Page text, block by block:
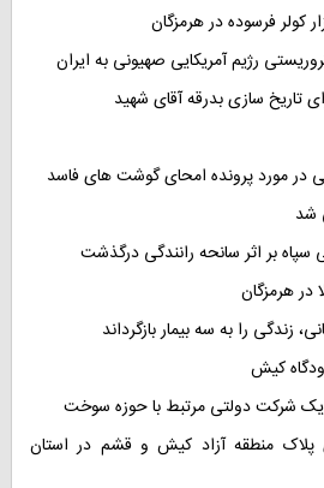
رژیم آمریکایی صهیونی به ایران
تاریخ سازی بدرقه آقای شهید
در مورد پرونده امحای گوشت های فاسد
شد
بر اثر سانحه رانندگی درگذشت
در هرمزگان
زندگی را به سه بیمار بازگرداند
کیش
شرکت دولتی مرتبط با حوزه سوخت
پلاک منطقه آزاد کیش و قشم در استان